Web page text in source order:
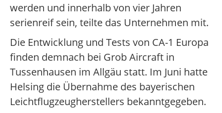
werden und innerhalb von vier Jahren
serienreif sein, teilte das Unternehmen mit.
Die Entwicklung und Tests von CA-1 Europa
finden demnach bei Grob Aircraft in
Tussenhausen im Allgäu statt. Im Juni hatte
Helsing die Übernahme des bayerischen
Leichtflugzeugherstellers bekanntgegeben.